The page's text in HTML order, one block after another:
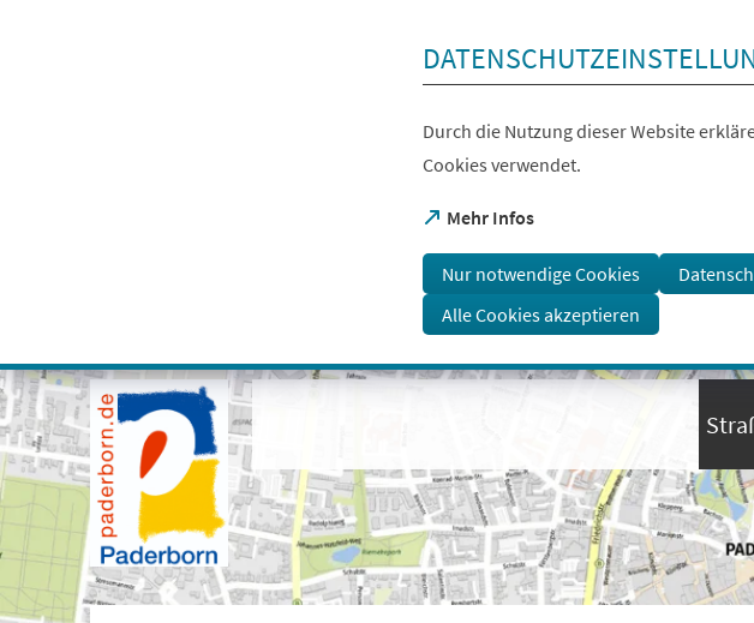
Visuelle
Assistenzsoftware
öffnen.
Mit
der
Tastatur
erreichbar
über
+
Durch die Nutzung dieser Website
Cookies verwendet.
Mehr Infos
(Öffnet
einem
neuen
Tab)
Nur notwendige Cookies
Alle Cookies akzeptieren